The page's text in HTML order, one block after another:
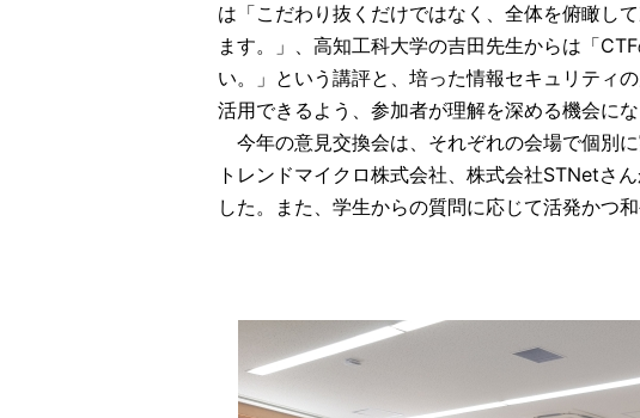
は「こだわり抜くだけではなく、全体を俯瞰し
ます。」、高知工科大学の吉田先生からは「
い。」という講評と、培った情報セキュリティ
活用できるよう、参加者が理解を深める機会にな
今年の意見交換会は、それぞれの会場で個別
トレンドマイクロ株式会社、株式会社STNetさ
した。また、学生からの質問に応じて活発かつ